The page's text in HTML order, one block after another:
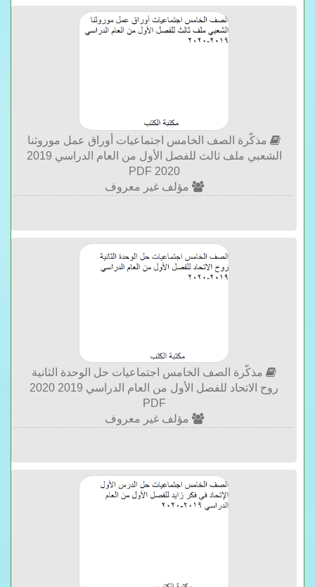
مذكّرة الصف الخامس اجتماعيات أوراق عمل موروثنا
الشعبي ملف ثالث للفصل الأول من العام الدراسي 2019
2020 PDF
مؤلف غير معروف
مذكّرة الصف الخامس اجتماعيات حل الوحدة الثانية
روح الاتحاد للفصل الأول من العام الدراسي 2019 2020
PDF
مؤلف غير معروف